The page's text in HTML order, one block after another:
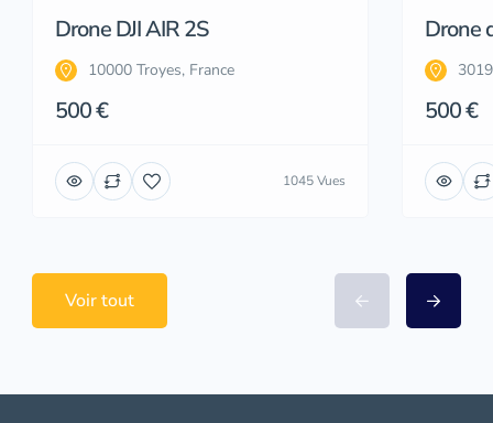
Drone DJI AIR 2S
10000 Troyes, France
500 €
1045 Vues
Drone
500 €
Voir tout